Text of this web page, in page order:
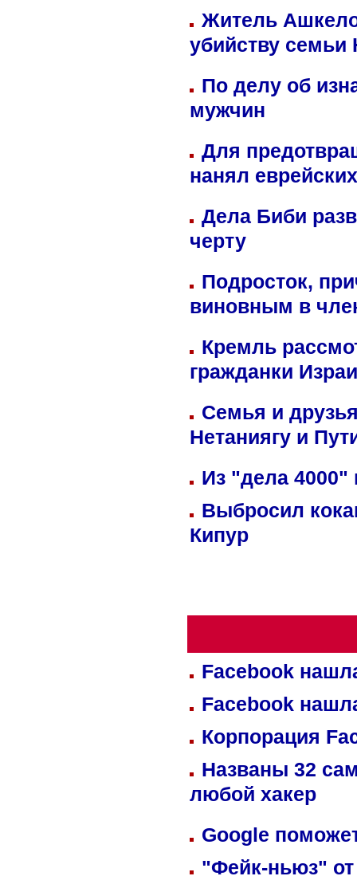
Житель
убийству семьи
По делу об
мужчин
Для
нанял
Дела Биби
черту
Подросток,
виновным в
Кремль
гражданки
Семья и
Нетаниягу и
Из "дела 4000"
Выбросил
Кипур
Facebook
Facebook
Корпорация
Названы 32
любой хакер
Google
"Фейк-ньюз" от